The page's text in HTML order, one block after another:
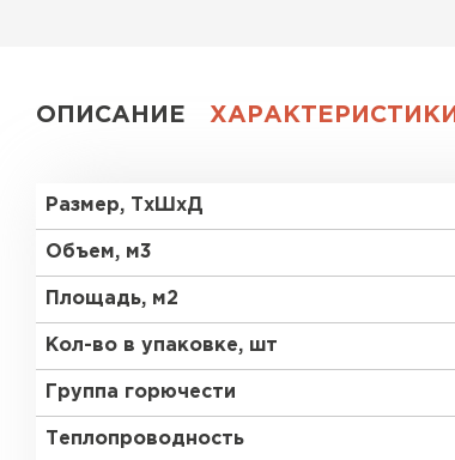
ОПИСАНИЕ ХАРАКТЕРИСТИКИ
Размер, ТхШхД
Объем, м3
Площадь, м2
Кол-во в упаковке, шт
Группа горючести
Теплопроводность
Утеплитель Изовол
Утеплитель Термит
ПЕРЕЙТИ
Утеплитель Изомин
Утеплитель Теплекс
Утеплитель Эковер
Утеплитель Дирок
Утеплитель Тизол